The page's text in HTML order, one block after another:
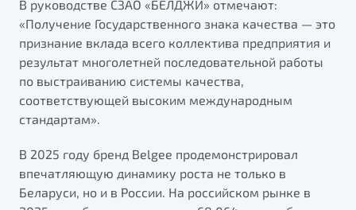
В руководстве СЗАО «БЕЛДЖИ» отмечают:
«Получение Государственного знака качества — это
признание вклада всего коллектива предприятия и
результат многолетней последовательной работы
по выстраиванию системы качества,
соответствующей высоким международным
стандартам».
В 2025 году бренд Belgee продемонстрировал
впечатляющую динамику роста не только в
Беларуси, но и в России. На российском рынке в